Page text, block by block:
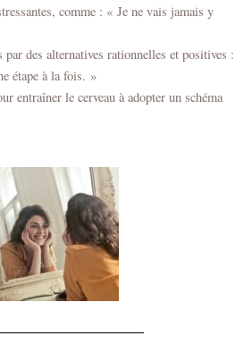
comme : « Je ne vais jamais y
par des alternatives rationnelles et positives :
étape à la fois. »
entraîner le cerveau à adopter un schéma